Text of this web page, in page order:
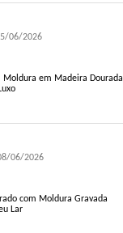
06/2026
Moldura em Madeira Dourada
06/2026
com Moldura Gravada
Lar